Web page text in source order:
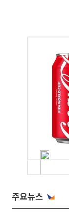
주요뉴스